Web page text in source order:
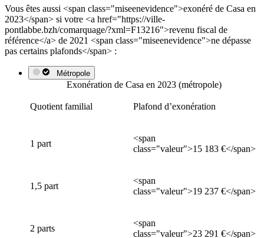
Vous êtes aussi <span class="miseenevidence">exonéré de Casa en
2023</span> si votre <a href="https://ville-
pontlabbe.bzh/comarquage/?xml=F13216">revenu fiscal de
référence</a> de 2021 <span class="miseenevidence">ne dépasse
pas certains plafonds</span> :
Métropole
Exonération de Casa en 2023 (métropole)
Quotient familial Plafond d’exonération
1 part
<span
class="valeur">15 183 €</span>
1,5 part
<span
class="valeur">19 237 €</span>
2 parts
<span
class="valeur">23 291 €</span>